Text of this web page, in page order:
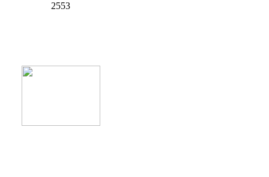
2553